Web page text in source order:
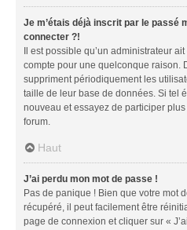
Je m’étais déjà inscrit par le passé
connecter ?!
Il est possible qu’un administrateur
compte pour une quelconque raison.
suppriment périodiquement les
taille de leur base de données. Si tel
nouveau et essayez de participer
forum.
Haut
J’ai perdu mon mot de passe !
Pas de panique ! Bien que votre mot
récupéré, il peut facilement être
page de connexion et cliquer sur «